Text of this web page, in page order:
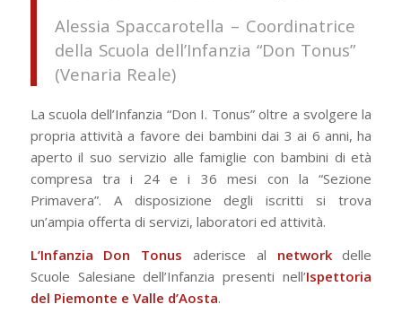
Alessia Spaccarotella – Coordinatrice
della Scuola dell’Infanzia “Don Tonus”
(Venaria Reale)
La scuola dell’Infanzia “Don I. Tonus” oltre a svolgere la
propria attività a favore dei bambini dai 3 ai 6 anni, ha
aperto il suo servizio alle famiglie con bambini di età
compresa tra i 24 e i 36 mesi con la “Sezione
Primavera”. A disposizione degli iscritti si trova
un’ampia offerta di servizi, laboratori ed attività.
L’Infanzia Don Tonus aderisce al networkdelle
Scuole Salesiane dell’Infanzia presenti nell’Ispettoria
del Piemonte e Valle d’Aosta.